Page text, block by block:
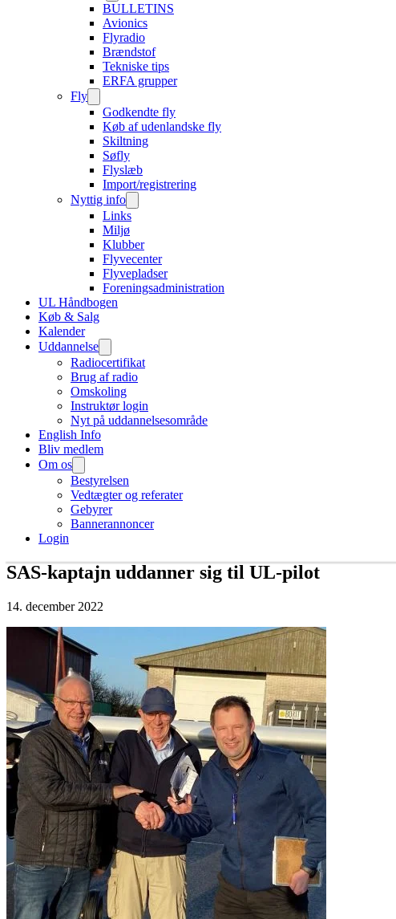
BULLETINS
Avionics
Flyradio
Brændstof
Tekniske tips
ERFA grupper
Fly
Godkendte fly
Køb af udenlandske fly
Skiltning
Søfly
Flyslæb
Import/registrering
Nyttig info
Links
Miljø
Klubber
Flyvecenter
Flyvepladser
Foreningsadministration
UL Håndbogen
Køb & Salg
Kalender
Uddannelse
Radiocertifikat
Brug af radio
Omskoling
Instruktør login
Nyt på uddannelsesområde
English Info
Bliv medlem
Om os
Bestyrelsen
Vedtægter og referater
Gebyrer
Bannerannoncer
Login
SAS-kaptajn uddanner sig til UL-pilot
14. december 2022